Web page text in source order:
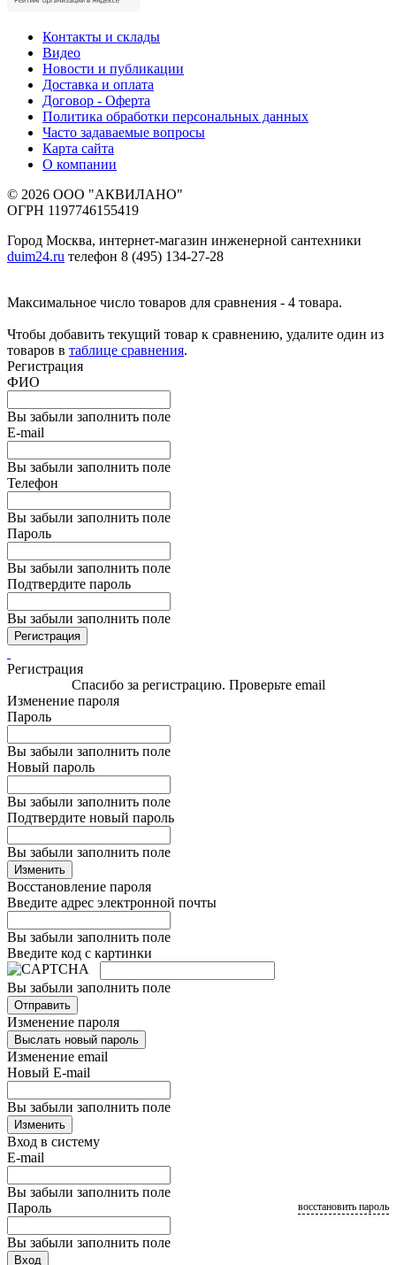
Контакты и склады
Видео
Новости и публикации
Доставка и оплата
Договор - Оферта
Политика обработки персональных данных
Часто задаваемые вопросы
Карта сайта
О компании
© 2026 ООО "АКВИЛАНО"
ОГРН 1197746155419
Город Москва, интернет-магазин инженерной сантехники
duim24.ru телефон 8 (495) 134-27-28
Максимальное число товаров для сравнения - 4 товара.
Чтобы добавить текущий товар к сравнению, удалите один из
товаров в таблице сравнения.
Регистрация
ФИО
Вы забыли заполнить поле
E-mail
Вы забыли заполнить поле
Телефон
Вы забыли заполнить поле
Пароль
Вы забыли заполнить поле
Подтвердите пароль
Вы забыли заполнить поле
Регистрация
Регистрация
Спасибо за регистрацию. Проверьте email
Изменение пароля
Пароль
Вы забыли заполнить поле
Новый пароль
Вы забыли заполнить поле
Подтвердите новый пароль
Вы забыли заполнить поле
Изменить
Восстановление пароля
Введите адрес электронной почты
Вы забыли заполнить поле
Введите код с картинки
Вы забыли заполнить поле
Отправить
Изменение пароля
Выслать новый пароль
Изменение email
Новый E-mail
Вы забыли заполнить поле
Изменить
Вход в систему
E-mail
Вы забыли заполнить поле
Пароль
Вы забыли заполнить поле
восстановить пароль
Вход